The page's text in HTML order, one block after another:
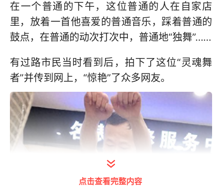
在一个普通的下午，这位普通的人在自家店
里，放着一首他喜爱的普通音乐，踩着普通的
鼓点，在普通的动次打次中，普通地“独舞”……
有过路市民当时看到后，拍下了这位“灵魂舞
者”并传到网上，“惊艳”了众多网友。
点击查看完整内容